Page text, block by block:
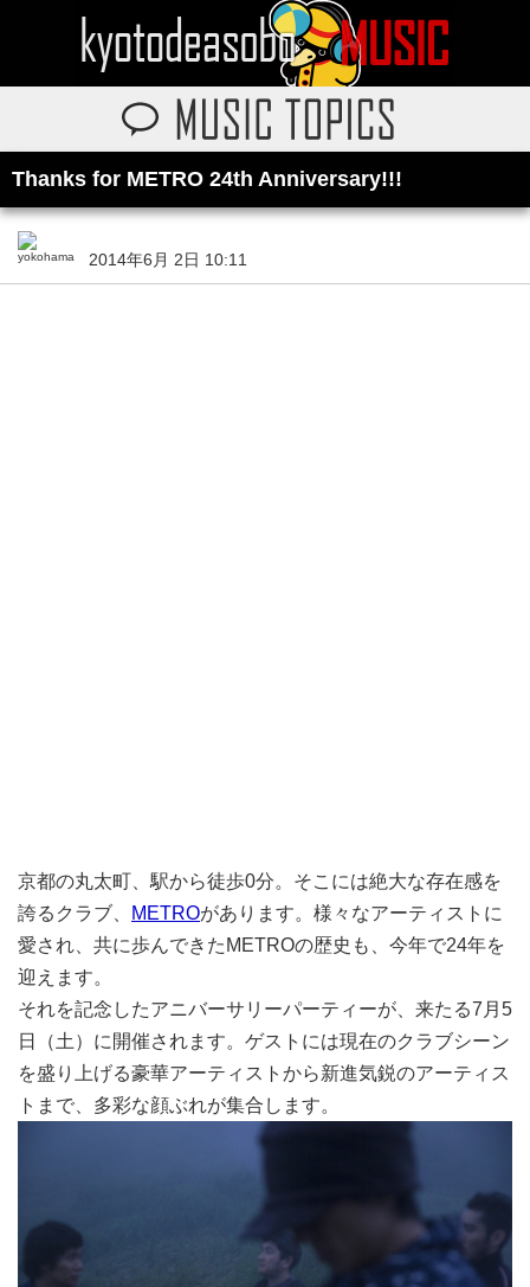
Thanks for METRO 24th Anniversary!!!
2014年6月 2日 10:11
京都の丸太町、駅から徒歩0分。そこには絶大な存在感を
誇るクラブ、
METROがあります。様々なアーティストに
愛され、共に歩んできたMETROの歴史も、今年で24年を
迎えます。
それを記念したアニバーサリーパーティーが、来たる7月5
日（土）に開催されます。ゲストには現在のクラブシーン
を盛り上げる豪華アーティストから新進気鋭のアーティス
トまで、多彩な顔ぶれが集合します。